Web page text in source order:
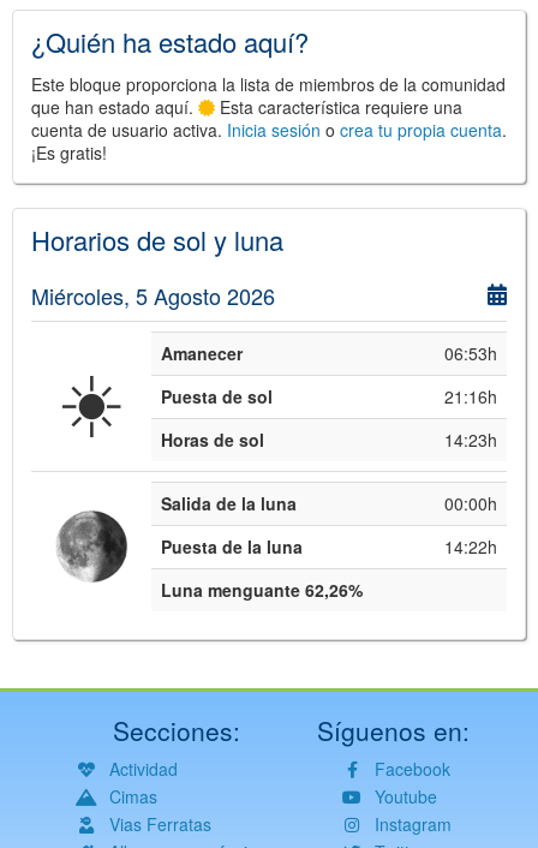
¿Quién ha estado aquí?
Este bloque proporciona la lista de miembros de la comunidad
que han estado aquí.
Esta característica requiere una
cuenta de usuario activa. Inicia sesión o crea tu propia cuenta.
¡Es gratis!
Horarios de sol y luna
Miércoles, 5 Agosto 2026
☀️ Amanecer
06:53h
Puesta de sol
21:16h
Horas de sol
14:23h
Salida de la luna
00:00h
Puesta de la luna
14:22h
Luna menguante 62,26%
Secciones:
Actividad
Cimas
Vias Ferratas
Síguenos en:
Facebook
Youtube
Instagram